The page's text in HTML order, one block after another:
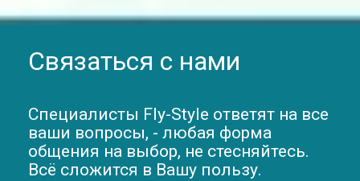
Связаться с нами
Специалисты Fly-Style ответят на все
ваши вопросы, - любая форма
общения на выбор, не стесняйтесь.
Всё сложится в Вашу пользу.